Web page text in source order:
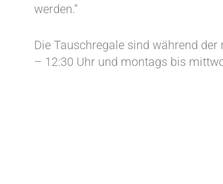
werden.“
Die Tauschregale sind während
– 12:30 Uhr und montags bis